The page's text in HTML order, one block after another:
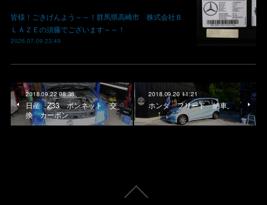
皆様！ごきげんよう～～！群馬県高崎市 株式会社Ｂ
ＬＡＺＥの須藤でございます～～！
2026.07.09 23:49
2018.09.22 08:38
日産 Z33 ボンネット 交
換 カーボン
2018.09.20 11:21
ホンダ フリード 納車